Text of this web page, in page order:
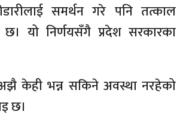
समर्थन गरे पनि तत्काल
यो निर्णयसँगै प्रदेश सरकारका
अझै केही भन्न सकिने अवस्था नरहेको
छ।